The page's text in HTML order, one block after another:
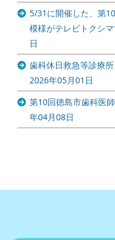
5/31に開催した、第
模様がテレビトクシ
日
歯科休日救急等診療
2026年05月01日
第10回徳島市歯科医
年04月08日